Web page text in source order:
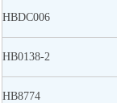
HBDC006
HB0138-2
HB8774